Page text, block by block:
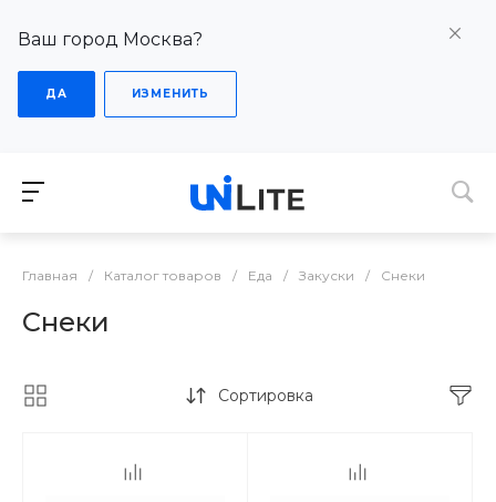
Ваш город Москва?
ДА ИЗМЕНИТЬ
Главная / Каталог товаров / Еда / Закуски / Снеки
Снеки
Сортировка